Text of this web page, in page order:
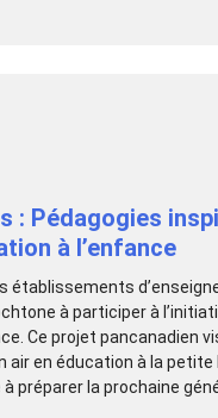
: Pédagogies
à l’enfance
établissements
à participer à
Ce projet pancanadien
en éducation à la petite
la prochaine